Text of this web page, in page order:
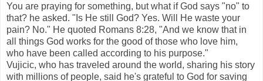
You are praying for something, but what if God says "no" to
that? he asked. "Is He still God? Yes. Will He waste your
pain? No." He quoted Romans 8:28, "And we know that in
all things God works for the good of those who love him,
who have been called according to his purpose."
Vujicic, who has traveled around the world, sharing his story
with millions of people, said he's grateful to God for saving